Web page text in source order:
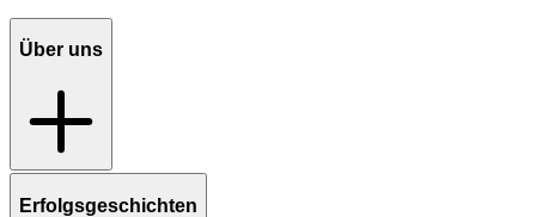
Über uns
Erfolgsgeschichten